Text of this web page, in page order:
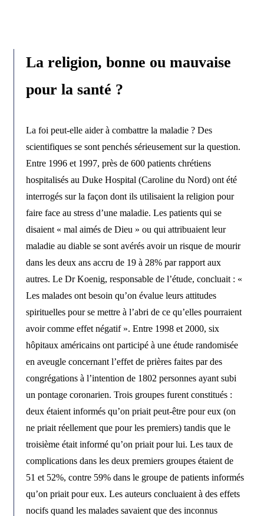
La religion, bonne ou mauvaise
pour la santé ?
La foi peut-elle aider à combattre la maladie ? Des
scientifiques se sont penchés sérieusement sur la question.
Entre 1996 et 1997, près de 600 patients chrétiens
hospitalisés au Duke Hospital (Caroline du Nord) ont été
interrogés sur la façon dont ils utilisaient la religion pour
faire face au stress d’une maladie. Les patients qui se
disaient « mal aimés de Dieu » ou qui attribuaient leur
maladie au diable se sont avérés avoir un risque de mourir
dans les deux ans accru de 19 à 28% par rapport aux
autres. Le Dr Koenig, responsable de l’étude, concluait : «
Les malades ont besoin qu’on évalue leurs attitudes
spirituelles pour se mettre à l’abri de ce qu’elles pourraient
avoir comme effet négatif ». Entre 1998 et 2000, six
hôpitaux américains ont participé à une étude randomisée
en aveugle concernant l’effet de prières faites par des
congrégations à l’intention de 1802 personnes ayant subi
un pontage coronarien. Trois groupes furent constitués :
deux étaient informés qu’on priait peut-être pour eux (on
ne priait réellement que pour les premiers) tandis que le
troisième était informé qu’on priait pour lui. Les taux de
complications dans les deux premiers groupes étaient de
51 et 52%, contre 59% dans le groupe de patients informés
qu’on priait pour eux. Les auteurs concluaient à des effets
nocifs quand les malades savaient que des inconnus